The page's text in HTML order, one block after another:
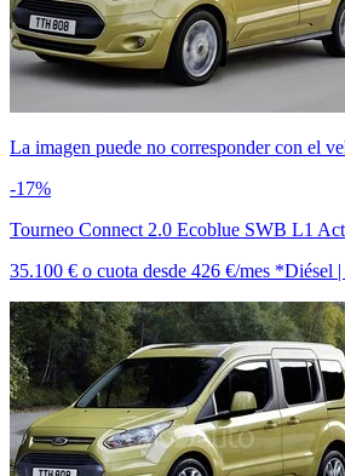
La imagen puede no corresponder con el
-17%
Tourneo Connect 2.0 Ecoblue SWB L1
35.100 € o cuota desde 426 €/mes *Diésel